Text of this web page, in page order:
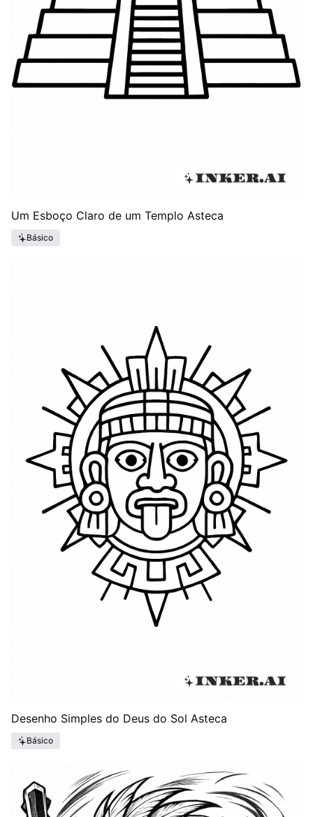
Um Esboço Claro de um Templo Asteca
Básico
Desenho Simples do Deus do Sol Asteca
Básico